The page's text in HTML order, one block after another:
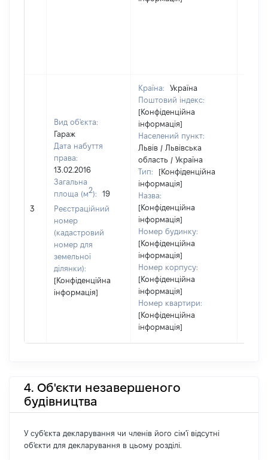
3
Вид об'єкта:
Гараж
Дата набуття
права:
13.02.2016
Загальна
площа (м2):
19
Реєстраційний
номер
(кадастровий
номер для
земельної
ділянки):
[Конфіденційна
інформація]
Країна:
Україна
Поштовий індекс:
[Конфіденційна
інформація]
Населений пункт:
Львів / Львівська
область / Україна
Тип:
[Конфіденційна
інформація]
Назва:
[Конфіденційна
інформація]
Номер будинку:
[Конфіденційна
інформація]
Номер корпусу:
[Конфіденційна
інформація]
Номер квартири:
[Конфіденційна
інформація]
4. Об'єкти незавершеного
будівництва
У суб'єкта декларування чи членів його сім'ї відсутні
об'єкти для декларування в цьому розділі.